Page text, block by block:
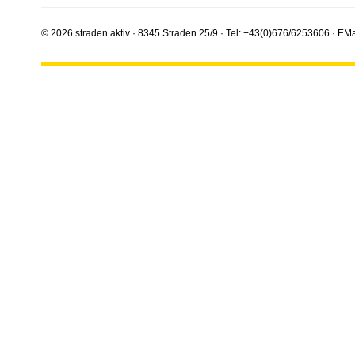
© 2026 straden aktiv · 8345 Straden 25/9 · Tel: +43(0)676/6253606 ·